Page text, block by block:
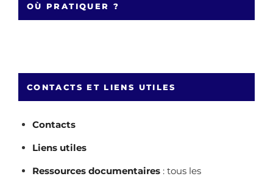
OÙ PRATIQUER ?
CONTACTS ET LIENS UTILES
Contacts
Liens utiles
Ressources documentaires : tous les